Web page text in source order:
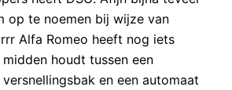
op te noemen bij wijze van
Alfa Romeo heeft nog iets
houdt tussen een
en een automaat